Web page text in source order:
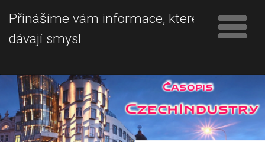
Přinášíme vám informace, které
dávají smysl